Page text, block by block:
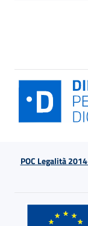
POC Legalità